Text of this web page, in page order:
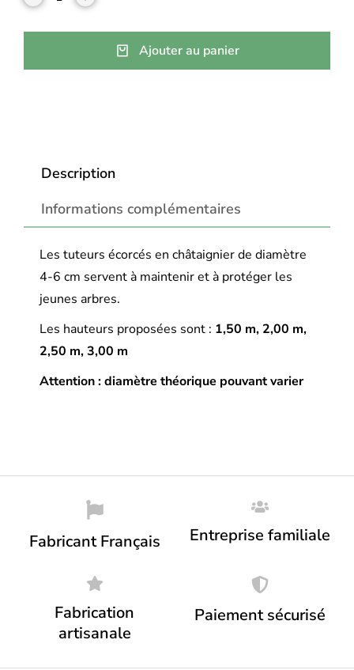
Ajouter au panier
Description
Informations complémentaires
Les tuteurs écorcés en châtaignier de diamètre
4-6 cm servent à maintenir et à protéger les
jeunes arbres.
Les hauteurs proposées sont : 1,50 m, 2,00 m,
2,50 m, 3,00 m
Attention : diamètre théorique pouvant varier
Fabricant Français Entreprise familiale
Fabrication
artisanale
Paiement sécurisé